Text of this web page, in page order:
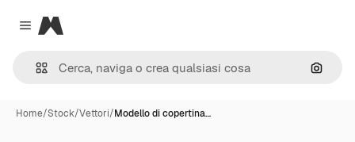
Close menu
Magnific
Cerca
Home/Stock/Vettori/Modello di copertina…